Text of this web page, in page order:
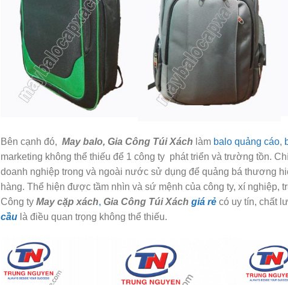
Bên cạnh đó, May balo, Gia Công Túi Xách làm balo quảng cáo,
marketing không thể thiếu để 1 công ty phát triển và trường tồn.
doanh nghiệp trong và ngoài nước sử dụng để quảng bá thương
hàng. Thể hiện được tầm nhìn và sứ mệnh của công ty, xí
Công ty May cặp xách, Gia Công Túi Xách giá rẻcó uy tín, chất
cầu là điều quan trọng không thể thiếu.